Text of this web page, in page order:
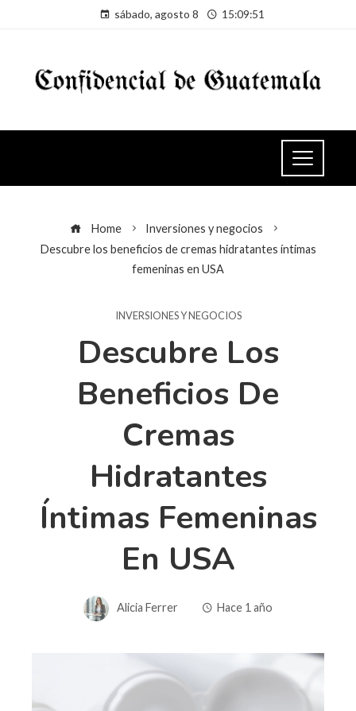
sábado, agosto 8 15:09:51
Home
Inversiones y negocios
Descubre los beneficios de cremas hidratantes íntimas
femeninas en USA
INVERSIONES Y NEGOCIOS
Descubre Los
Beneficios De
Cremas
Hidratantes
Íntimas Femeninas
En USA
Alicia Ferrer Hace 1 año